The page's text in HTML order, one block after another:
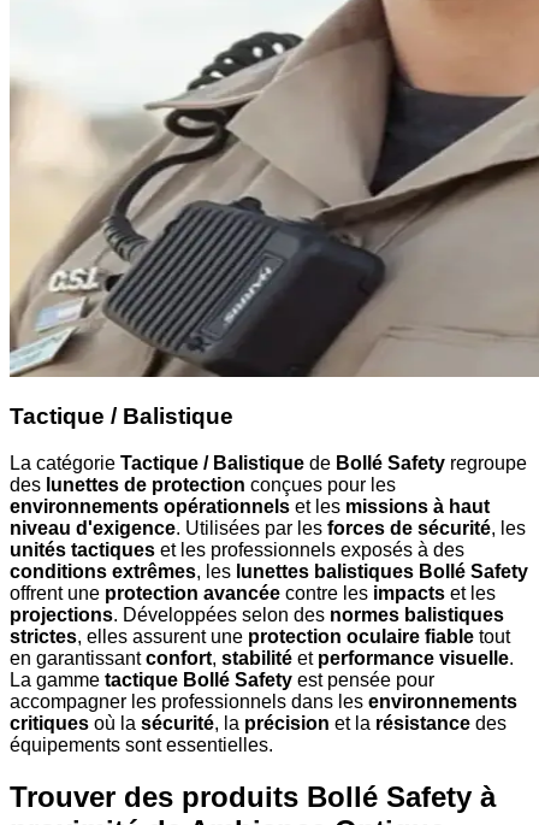
Tactique / Balistique
La catégorie Tactique / Balistique de Bollé Safety regroupe
des lunettes de protection conçues pour les
environnements opérationnels et les missions à haut
niveau d'exigence. Utilisées par les forces de sécurité, les
unités tactiques et les professionnels exposés à des
conditions extrêmes, les lunettes balistiques Bollé Safety
offrent une protection avancée contre les impacts et les
projections. Développées selon des normes balistiques
strictes, elles assurent une protection oculaire fiable tout
en garantissantconfort, stabilité et performance visuelle.
La gamme tactique Bollé Safety est pensée pour
accompagner les professionnels dans les environnements
critiques où la sécurité, la précision et la résistance des
équipements sont essentielles.
Trouver des produits Bollé Safety à